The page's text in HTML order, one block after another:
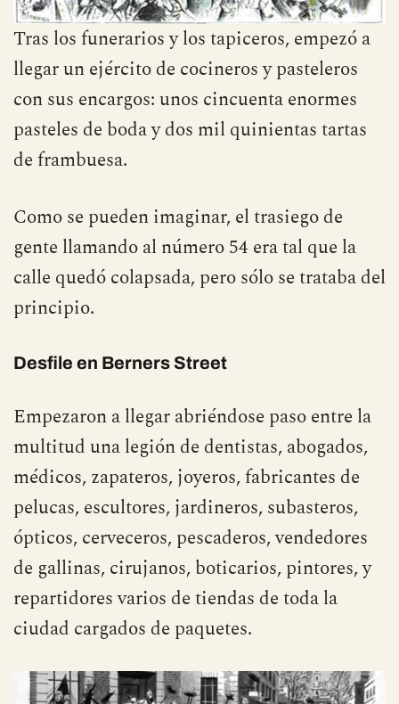
Tras los funerarios y los tapiceros, empezó a
llegar un ejército de cocineros y pasteleros
con sus encargos: unos cincuenta enormes
pasteles de boda y dos mil quinientas tartas
de frambuesa.
Como se pueden imaginar, el trasiego de
gente llamando al número 54 era tal que la
calle quedó colapsada, pero sólo se trataba del
principio.
Desfile en Berners Street
Empezaron a llegar abriéndose paso entre la
multitud una legión de dentistas, abogados,
médicos, zapateros, joyeros, fabricantes de
pelucas, escultores, jardineros, subasteros,
ópticos, cerveceros, pescaderos, vendedores
de gallinas, cirujanos, boticarios, pintores, y
repartidores varios de tiendas de toda la
ciudad cargados de paquetes.